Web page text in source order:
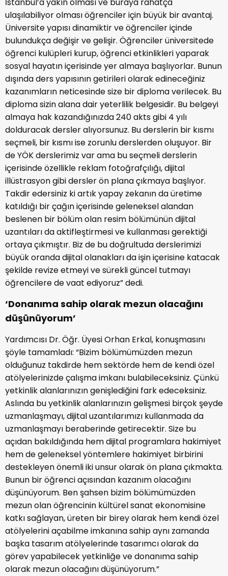
İstanbul’a yakın olması ve buraya rahatça
ulaşılabiliyor olması öğrenciler için büyük bir avantaj.
Üniversite yapısı dinamiktir ve öğrenciler içinde
bulundukça değişir ve gelişir. Öğrenciler üniversitede
öğrenci kulüpleri kurup, öğrenci etkinlikleri yaparak
sosyal hayatın içerisinde yer almaya başlıyorlar. Bunun
dışında ders yapısının getirileri olarak edineceğiniz
kazanımların neticesinde size bir diploma verilecek. Bu
diploma sizin alana dair yeterlilik belgesidir. Bu belgeyi
almaya hak kazandığınızda 240 akts gibi 4 yılı
dolduracak dersler alıyorsunuz. Bu derslerin bir kısmı
seçmeli, bir kısmı ise zorunlu derslerden oluşuyor. Bir
de YÖK derslerimiz var ama bu seçmeli derslerin
içerisinde özellikle reklam fotoğrafçılığı, dijital
illüstrasyon gibi dersler ön plana çıkmaya başlıyor.
Takdir edersiniz ki artık yapay zekanın da üretime
katıldığı bir çağın içerisinde geleneksel alandan
beslenen bir bölüm olan resim bölümünün dijital
uzantıları da aktifleştirmesi ve kullanması gerektiği
ortaya çıkmıştır. Biz de bu doğrultuda derslerimizi
büyük oranda dijital olanakları da işin içerisine katacak
şekilde revize etmeyi ve sürekli güncel tutmayı
öğrencilere de vaat ediyoruz” dedi.
‘Donanıma sahip olarak mezun olacağını
düşünüyorum’
Yardımcısı Dr. Öğr. Üyesi Orhan Erkal, konuşmasını
şöyle tamamladı: “Bizim bölümümüzden mezun
olduğunuz takdirde hem sektörde hem de kendi özel
atölyelerinizde çalışma imkanı bulabileceksiniz. Çünkü
yetkinlik alanlarınızın genişlediğini fark edeceksiniz.
Aslında bu yetkinlik alanlarınızın gelişmesi birçok şeyde
uzmanlaşmayı, dijital uzantılarımızı kullanmada da
uzmanlaşmayı beraberinde getirecektir. Size bu
açıdan bakıldığında hem dijital programlara hakimiyet
hem de geleneksel yöntemlere hakimiyet birbirini
destekleyen önemli iki unsur olarak ön plana çıkmakta.
Bunun bir öğrenci açısından kazanım olacağını
düşünüyorum. Ben şahsen bizim bölümümüzden
mezun olan öğrencinin kültürel sanat ekonomisine
katkı sağlayan, üreten bir birey olarak hem kendi özel
atölyelerini açabilme imkanına sahip aynı zamanda
başka tasarım atölyelerinde tasarımcı olarak da
görev yapabilecek yetkinliğe ve donanıma sahip
olarak mezun olacağını düşünüyorum.”